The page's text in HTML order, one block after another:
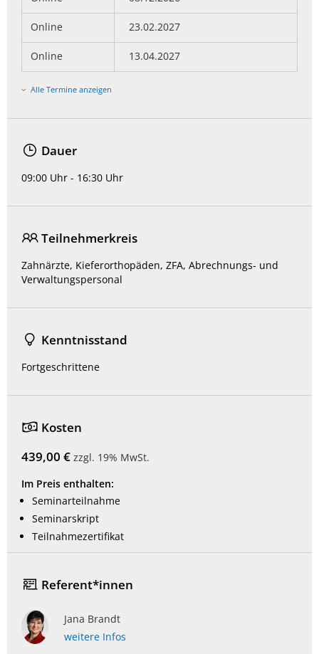
Online 23.02.2027
Online 13.04.2027
Alle Termine anzeigen
Dauer
09:00 Uhr - 16:30 Uhr
Teilnehmerkreis
Zahnärzte, Kieferorthopäden, ZFA, Abrechnungs- und
Verwaltungspersonal
Kenntnisstand
Fortgeschrittene
Kosten
439,00 € zzgl. 19% MwSt.
Im Preis enthalten:
Seminarteilnahme
Seminarskript
Teilnahmezertifikat
Referent*innen
Jana Brandt
weitere Infos